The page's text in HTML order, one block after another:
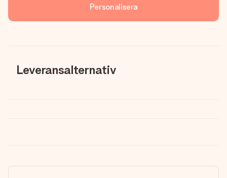
Personalisera
Leveransalternativ